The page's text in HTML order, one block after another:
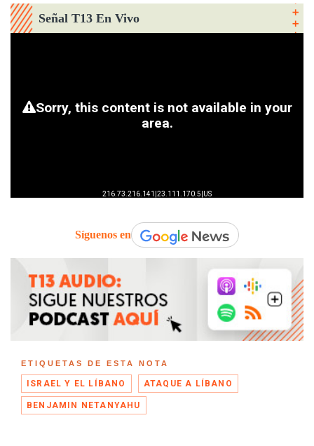
Señal T13 En Vivo
Síguenos en
ETIQUETAS DE ESTA NOTA
ISRAEL Y EL LÍBANO ATAQUE A LÍBANO
BENJAMIN NETANYAHU